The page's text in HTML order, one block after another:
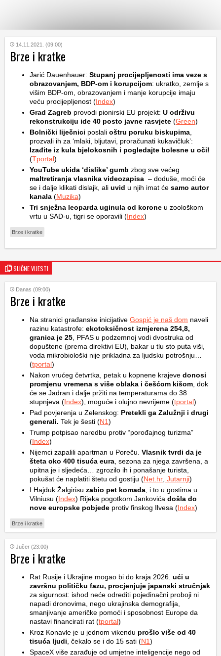
KATEGORIJE
HRVATSKI
WEB
14.11.2021. (09:00)
Brze i kratke
Jarić Dauenhauer: Stupanj procijepljenosti ima veze s
obrazovanjem, BDP-om i korupcijom: ukratko, zemlje s
višim BDP-om, obrazovanjem i manje korupcije imaju
veću procijepljenost (Index)
Grad Zagreb provodi pionirski EU projekt: U održivu
rekonstrukciju ide 40 posto javne rasvjete (Green)
Bolnički liječnici poslali oštru poruku biskupima
prozvali ih za ‘mlaki, bljutavi, proračunati kukavičluk’:
Izađite iz kula bjelokosnih i pogledajte bolesne u oči!
(Tportal)
YouTube ukida ‘dislike’ gumb zbog sve većeg
maltretiranja vlasnika videozapisa – doduše, moći će
se i dalje klikati dislajk, ali uvid u njih imat će samo autor
kanala (Muzika)
Tri snježna leoparda uginula od korone u zoološkom
vrtu u SAD-u, tigri se oporavili (Index)
Brze i kratke
SLIČNE VIJESTI
Danas (09:00)
Brze i kratke
Na stranici građanske inicijative Gospić je naš dom naveli
razinu katastrofe: ekotoksičnost izmjerena 254,8,
granica je 25 , PFAS u podzemnoj vodi dvostruka od
dopuštene (prema direktivi EU), bakar u tlu sto puta viši,
voda mikrobiološki nije prikladna za ljudsku potrošnju…
(tportal)
Nakon vrućeg četvrtka, petak u kopnene krajeve donosi
promjenu vremena s više oblaka i češćom kišom , dok
će se Jadran i dalje pržiti na temperaturama do 38
stupnjeva (Index), moguće i olujno nevrijeme (tportal)
Pad povjerenja u Zelenskog: Pretekli ga Zalužnji i drugi
generali. Tek je šesti (N1)
Trump potpisao naredbu protiv “porođajnog turizma”
(Index)
Nijemci zapalili apartman u Poreču. Vlasnik tvrdi da je
šteta oko 400 tisuća eura , sezona za njega završena, a
upitna je i sljedeća… zgrozilo ih i ponašanje turista,
pokušat će naplatiti štetu od gostiju (Net.hr Jutarnji)
I Hajduk Žalgirisu zabio pet komada , i to u gostima u
Vilniusu (Index) Rijeka pogotkom Jankovića došla do
nove europske pobjede protiv finskog Ilvesa (Index)
Brze i kratke
Jučer (23:00)
Brze i kratke
Rat Rusije i Ukrajine mogao bi do kraja 2026. ući u
završnu političku fazu, procjenjuje japanski stručnjak
za sigurnost: ishod neće odrediti pojedinačni proboji ni
napadi dronovima, nego ukrajinska demografija,
smanjivanje američke pomoći i sposobnost Europe da
nastavi financirati rat (tportal)
Kroz Konavle je u jednom vikendu prošlo više od 40
tisuća ljudi , čekalo se i do 15 sati (N1)
SpaceX više zarađuje od umjetne inteligencije nego od